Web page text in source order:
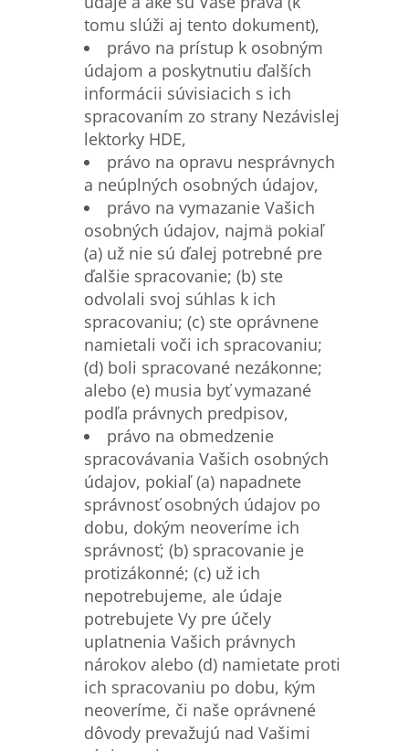
tomu slúži aj tento dokument),
právo na prístup k osobným
údajom a poskytnutiu ďalších
informácii súvisiacich s ich
spracovaním zo strany Nezávislej
lektorky HDE,
právo na opravu nesprávnych
a neúplných osobných údajov,
právo na vymazanie Vašich
osobných údajov, najmä pokiaľ
(a) už nie sú ďalej potrebné pre
ďalšie spracovanie; (b) ste
odvolali svoj súhlas k ich
spracovaniu; (c) ste oprávnene
namietali voči ich spracovaniu;
(d) boli spracované nezákonne;
alebo (e) musia byť vymazané
podľa právnych predpisov,
právo na obmedzenie
spracovávania Vašich osobných
údajov, pokiaľ (a) napadnete
správnosť osobných údajov po
dobu, dokým neoveríme ich
správnosť; (b) spracovanie je
protizákonné; (c) už ich
nepotrebujeme, ale údaje
potrebujete Vy pre účely
uplatnenia Vašich právnych
nárokov alebo (d) namietate proti
ich spracovaniu po dobu, kým
neoveríme, či naše oprávnené
dôvody prevažujú nad Vašimi